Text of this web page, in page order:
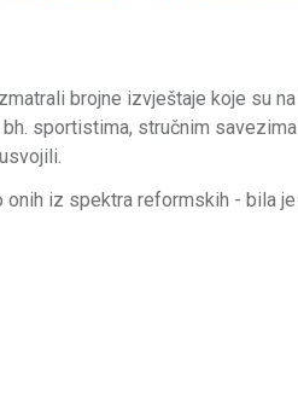
brojne izvještaje koje su
sportistima, stručnim
iz spektra reformskih - bila